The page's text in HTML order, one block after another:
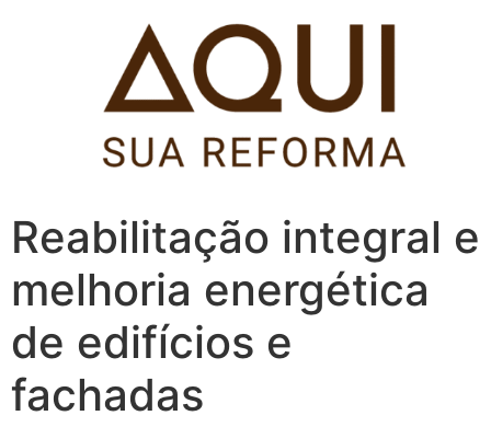
Reabilitação integral e
melhoria energética
de edifícios e
fachadas